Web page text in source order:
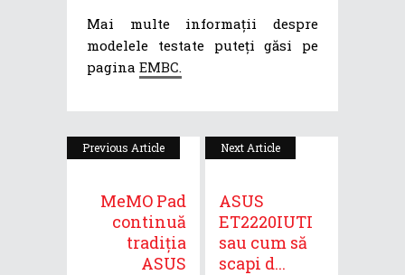
Mai multe informații despre
modelele testate puteți găsi pe
pagina EMBC.
Previous Article
MeMO Pad
continuă
tradiția
ASUS
Next Article
ASUS
ET2220IUTI
sau cum să
scapi d...